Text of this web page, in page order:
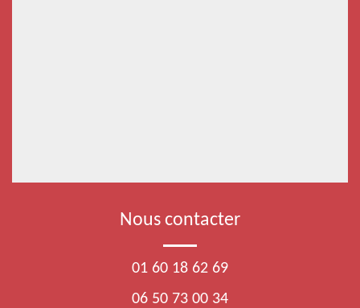
Nous contacter
01 60 18 62 69
06 50 73 00 34